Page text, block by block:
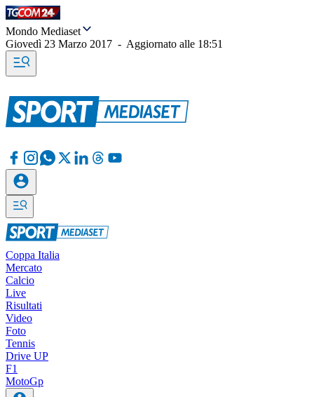
Mondo Mediaset
Giovedì 23 Marzo 2017 - Aggiornato alle 18:51
Coppa Italia
Mercato
Calcio
Live
Risultati
Video
Foto
Tennis
Drive UP
F1
MotoGp